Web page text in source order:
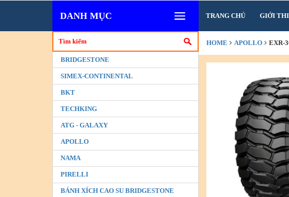
DANH MỤC TRANG CHỦ GIỚI
BRIDGESTONE
SIMEX-CONTINENTAL
BKT
TECHKING
ATG - GALAXY
APOLLO
NAMA
PIRELLI
BÁNH XÍCH CAO SU BRIDGESTONE
HOME APOLLO EXR-